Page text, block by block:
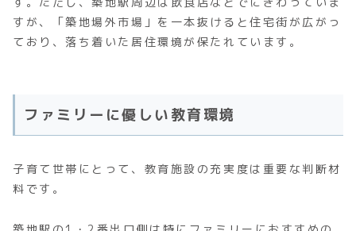
すが、「築地場外市場」を一本抜けると住宅街が広がっ
ており、落ち着いた居住環境が保たれています。
ファミリーに優しい教育環境
子育て世帯にとって、教育施設の充実度は重要な判断材
料です。